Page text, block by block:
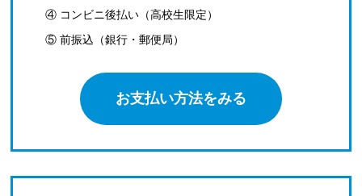
④ コンビニ後払い（高校生限定）
⑤ 前振込（銀行・郵便局）
お支払い方法をみる